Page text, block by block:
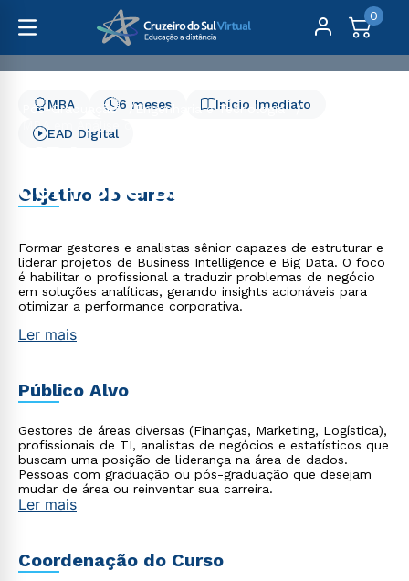
0
Pós-Graduação
Engenharia e Tecnologia
MBA em Análise de Dados com BI e Big Data - 6 meses
com BI e Big Data - 6
Início Imediato
6 meses
MBA
EAD Digital
Objetivo do curso
Formar gestores e analistas sênior capazes de estruturar e
liderar projetos de Business Intelligence e Big Data. O foco
é habilitar o profissional a traduzir problemas de negócio
em soluções analíticas, gerando insights acionáveis para
otimizar a performance corporativa.
Ler mais
Público Alvo
Gestores de áreas diversas (Finanças, Marketing, Logística),
profissionais de TI, analistas de negócios e estatísticos que
buscam uma posição de liderança na área de dados.
Pessoas com graduação ou pós-graduação que desejam
mudar de área ou reinventar sua carreira.
Ler mais
Coordenação do Curso